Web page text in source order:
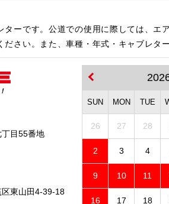
ターです。公道での使用に際しては、
ださい。また、車種・年式・キャブレ
目55番地
東山田4-39-18
SUN MON TUE
26 27 28
2 3 4
9 10 11
16 17 18